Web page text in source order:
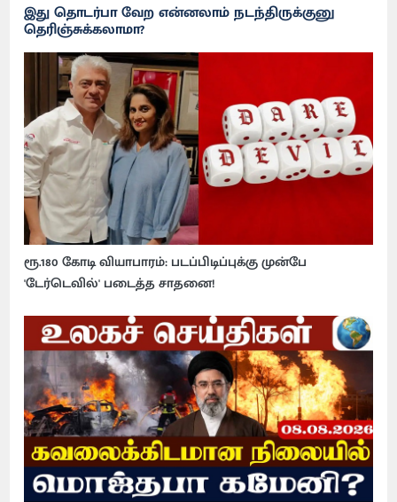
இது தொடர்பா வேற என்னலாம் நடந்திருக்குனு
தெரிஞ்சுக்கலாமா?
ரூ.180 கோடி வியாபாரம்: படப்பிடிப்புக்கு முன்பே
'டேர்டெவில்' படைத்த சாதனை!